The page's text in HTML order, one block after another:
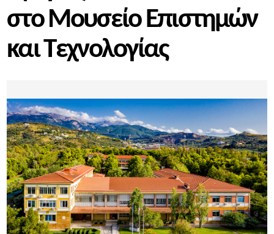
στο Μουσείο Επιστημών
και Τεχνολογίας